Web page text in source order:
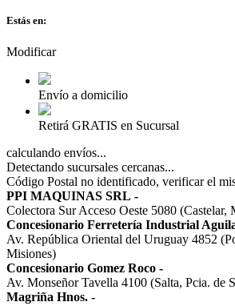
Estás en:
Modificar
Envío a domicilio
Retirá GRATIS en Sucursal
calculando envíos...
Detectando sucursales cercanas...
Código Postal no identificado, verificar el
PPI MAQUINAS SRL -
Colectora Sur Acceso Oeste 5080 (Castelar,
Concesionario Ferretería Industrial
Av. República Oriental del Uruguay 4852
Misiones)
Concesionario Gomez Roco -
Av. Monseñor Tavella 4100 (Salta, Pcia. de
Magriña Hnos. -